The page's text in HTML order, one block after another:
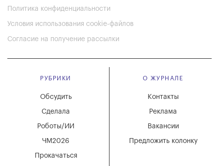
Политика конфиденциальности
Условия использования cookie-файлов
Согласие на получение рассылки
РУБРИКИ
Обсудить
Сделала
Роботы/ИИ
ЧМ2026
Прокачаться
О ЖУРНАЛЕ
Вакансии
Реклама
Контакты
Предложить колонку